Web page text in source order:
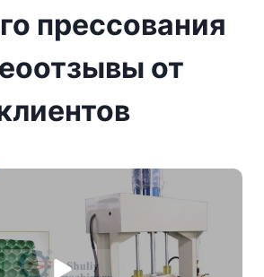
прессования
от